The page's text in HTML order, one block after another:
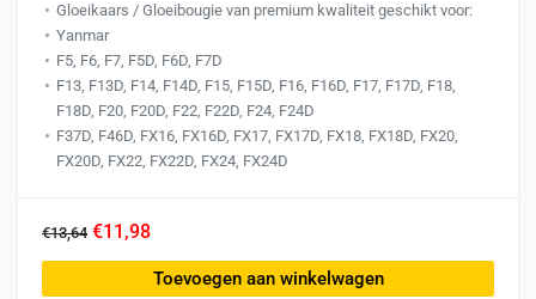
Gloeikaars / Gloeibougie van premium kwaliteit geschikt voor:
Yanmar
F5, F6, F7, F5D, F6D, F7D
F13, F13D, F14, F14D, F15, F15D, F16, F16D, F17, F17D, F18,
F18D, F20, F20D, F22, F22D, F24, F24D
F37D, F46D, FX16, FX16D, FX17, FX17D, FX18, FX18D, FX20,
FX20D, FX22, FX22D, FX24, FX24D
€13,64 €11,98
Toevoegen aan winkelwagen